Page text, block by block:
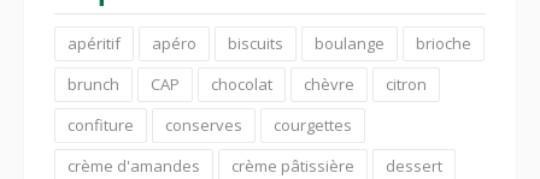
apéritif apéro biscuits boulange
brioche
brunch
CAP chocolat chèvre
citron
confiture
conserves
courgettes
crème d'amandes
crème pâtissière
dessert